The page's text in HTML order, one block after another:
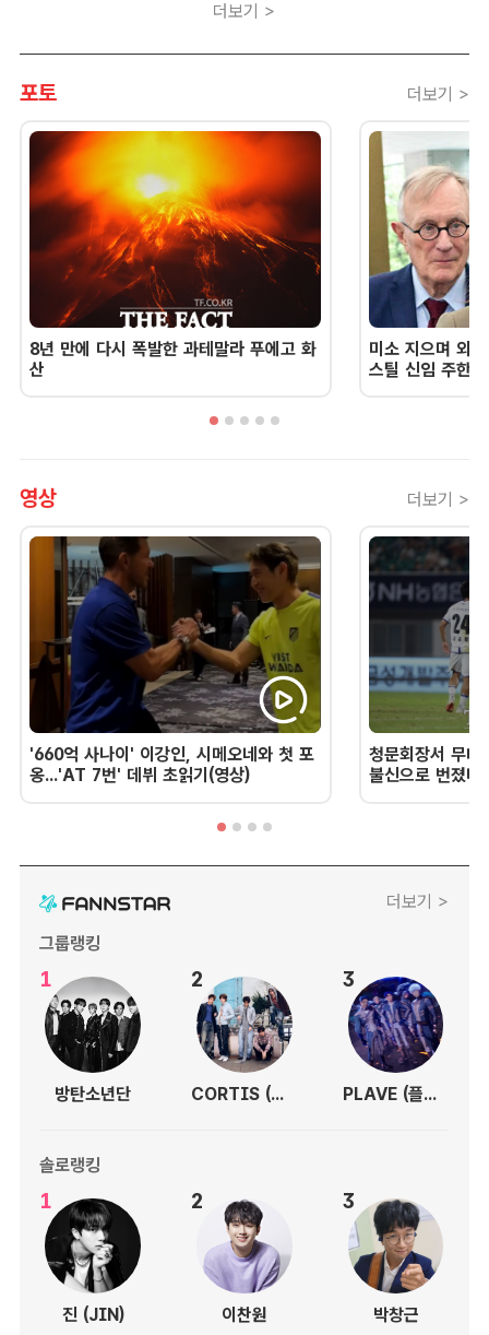
더보기 >
포토 더보기 >
8년 만에 다시 폭발한 과테말라 푸에고 화
산
미소 지으며 외
스틸 신임 주한
영상 더보기 >
'660억 사나이' 이강인, 시메오네와 첫 포
옹...'AT 7번' 데뷔 초읽기(영상)
청문회장서 무너
불신으로 번졌
더보기 >
그룹랭킹
1
방탄소년단
2
CORTIS (코르티스)
3
PLAVE (플레이브)
솔로랭킹
1
진 (JIN)
2
이찬원
3
박창근